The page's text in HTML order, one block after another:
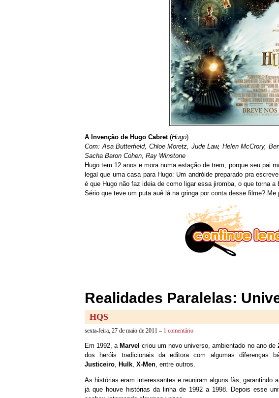
A Invenção de Hugo Cabret(Hugo)
Com: Asa Butterfield, Chloe Moretz, Jude Law, Helen McCrory,
Sacha Baron Cohen, Ray Winstone
Hugo tem 12 anos e mora numa estação de trem, porque seu pai
legal que uma casa para Hugo: Um andróide preparado pra
é que Hugo não faz ideia de como ligar essa jiromba, o que torna a
Sério que teve um puta auê lá na gringa por conta desse filme? Me
Realidades Paralelas:
HQS
sexta-feira, 27 de maio de 2011 – 1 comentário
Em 1992, a Marvel criou um novo universo, ambientado no ano de
dos heróis tradicionais da editora com algumas diferenças
Justiceiro, Hulk, X-Men, entre outros.
As histórias eram interessantes e reuniram alguns fãs, garantindo
já que houve histórias da linha de 1992 a 1998. Depois esse